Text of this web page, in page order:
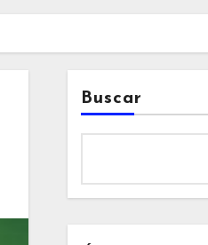
Buscar